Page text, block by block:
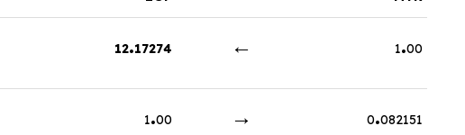
1.00
←
12.17274
0.082151
→
1.00